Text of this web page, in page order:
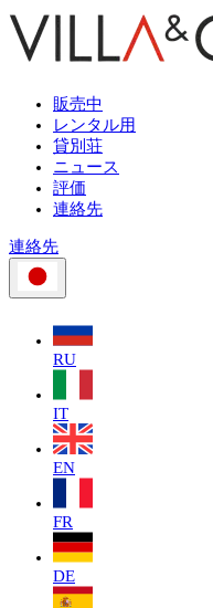
販売中
レンタル用
貸別荘
ニュース
評価
連絡先
連絡先
RU
IT
EN
FR
DE